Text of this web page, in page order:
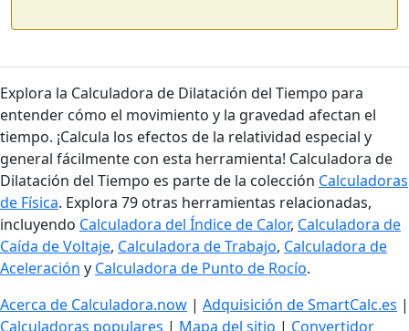
Explora la Calculadora de Dilatación del Tiempo para
entender cómo el movimiento y la gravedad afectan el
tiempo. ¡Calcula los efectos de la relatividad especial y
general fácilmente con esta herramienta! Calculadora de
Dilatación del Tiempo es parte de la colección Calculadoras
de Física. Explora 79 otras herramientas relacionadas,
incluyendo Calculadora del Índice de Calor, Calculadora de
Caída de Voltaje, Calculadora de Trabajo, Calculadora de
Aceleración y Calculadora de Punto de Rocío.
Acerca de Calculadora.now | Adquisición de SmartCalc.es |
Calculadoras populares | Mapa del sitio | Convertidor